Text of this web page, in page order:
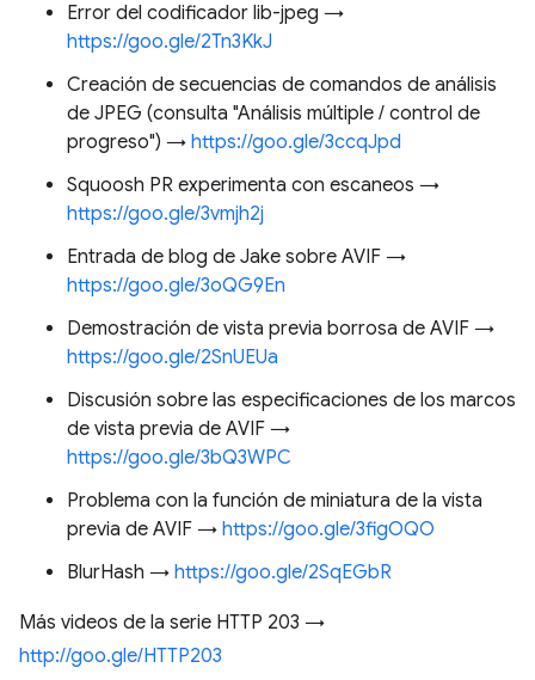
Error del codificador lib-jpeg →
https://goo.gle/2Tn3KkJ
Creación de secuencias de comandos de análisis
de JPEG (consulta "Análisis múltiple / control de
progreso") → https://goo.gle/3ccqJpd
Squoosh PR experimenta con escaneos →
https://goo.gle/3vmjh2j
Entrada de blog de Jake sobre AVIF →
https://goo.gle/3oQG9En
Demostración de vista previa borrosa de AVIF →
https://goo.gle/2SnUEUa
Discusión sobre las especificaciones de los marcos
de vista previa de AVIF →
https://goo.gle/3bQ3WPC
Problema con la función de miniatura de la vista
previa de AVIF → https://goo.gle/3figOQO
BlurHash → https://goo.gle/2SqEGbR
Más videos de la serie HTTP 203 →
http://goo.gle/HTTP203